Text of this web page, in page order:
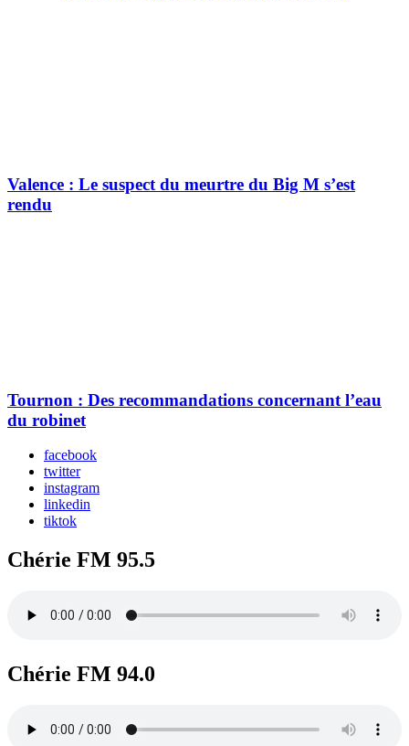
Valence : Le suspect du meurtre du Big M s’est
rendu
Tournon : Des recommandations concernant l’eau
du robinet
facebook
twitter
instagram
linkedin
tiktok
Chérie FM 95.5
Chérie FM 94.0